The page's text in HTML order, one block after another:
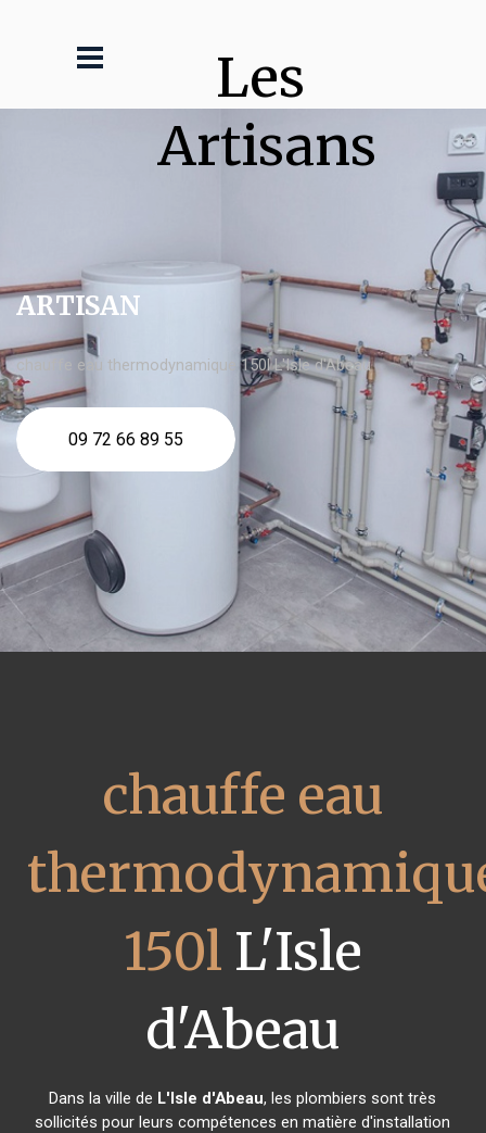
Les
Artisans
ARTISAN
chauffe eau thermodynamique 150l L'Isle d'Abeau
09 72 66 89 55
chauffe eau
150l L'Isle
d'Abeau
Dans la ville de L'Isle d'Abeau, les plombiers sont très
sollicités pour leurs compétences en matière d'installation